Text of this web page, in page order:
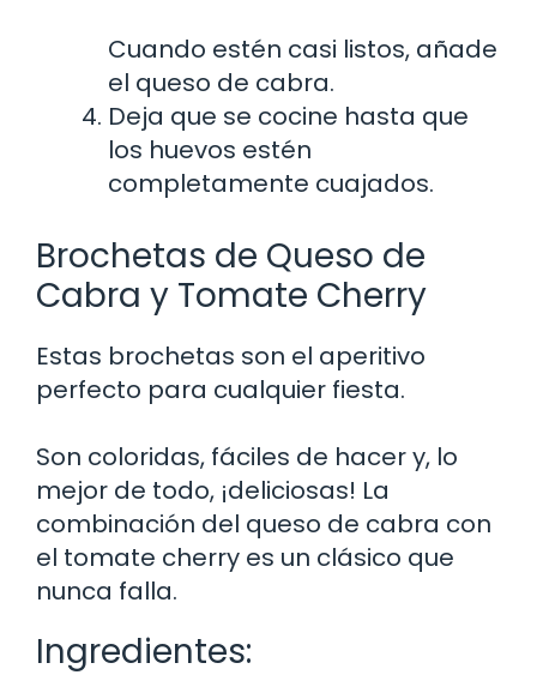
Cuando estén casi listos, añade
el queso de cabra.
Deja que se cocine hasta que
los huevos estén
completamente cuajados.
Brochetas de Queso de
Cabra y Tomate Cherry
Estas brochetas son el aperitivo
perfecto para cualquier fiesta.
Son coloridas, fáciles de hacer y, lo
mejor de todo, ¡deliciosas! La
combinación del queso de cabra con
el tomate cherry es un clásico que
nunca falla.
Ingredientes: